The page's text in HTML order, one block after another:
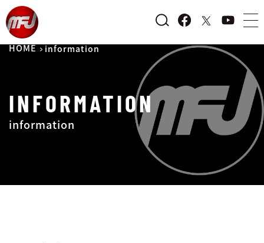
HOME information
INFORMATION
information